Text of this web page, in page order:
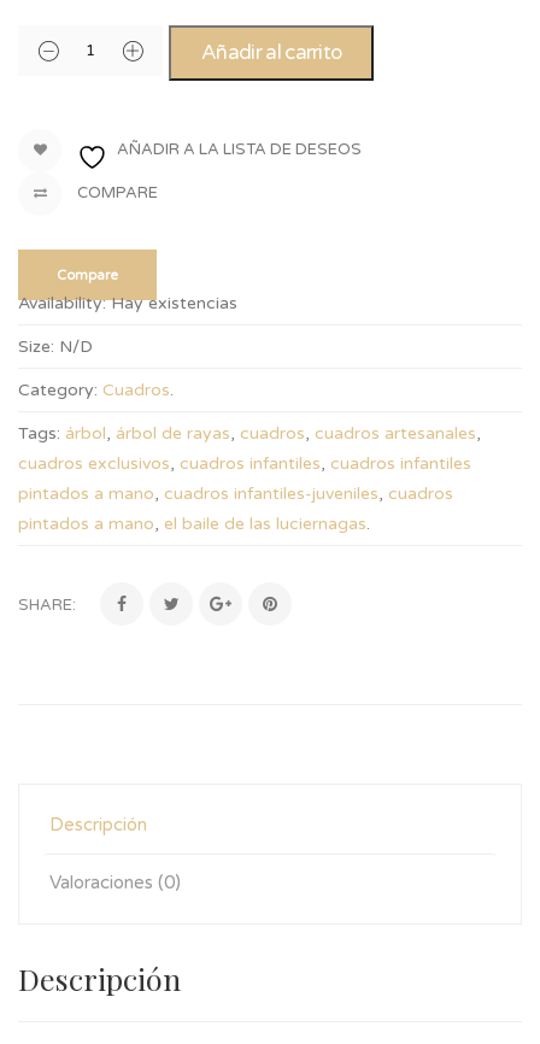
Añadir al carrito
AÑADIR A LA LISTA DE DESEOS
COMPARE
Compare
Availability: Hay existencias
Size: N/D
Category: Cuadros.
Tags: árbol, árbol de rayas, cuadros, cuadros artesanales,
cuadros exclusivos, cuadros infantiles, cuadros infantiles
pintados a mano, cuadros infantiles-juveniles, cuadros
pintados a mano, el baile de las luciernagas.
SHARE:
Descripción
Valoraciones (0)
Descripción